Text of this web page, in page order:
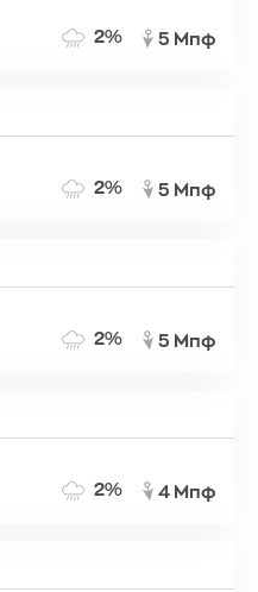
2% 5 Μπφ
2% 5 Μπφ
2% 5 Μπφ
2% 4 Μπφ